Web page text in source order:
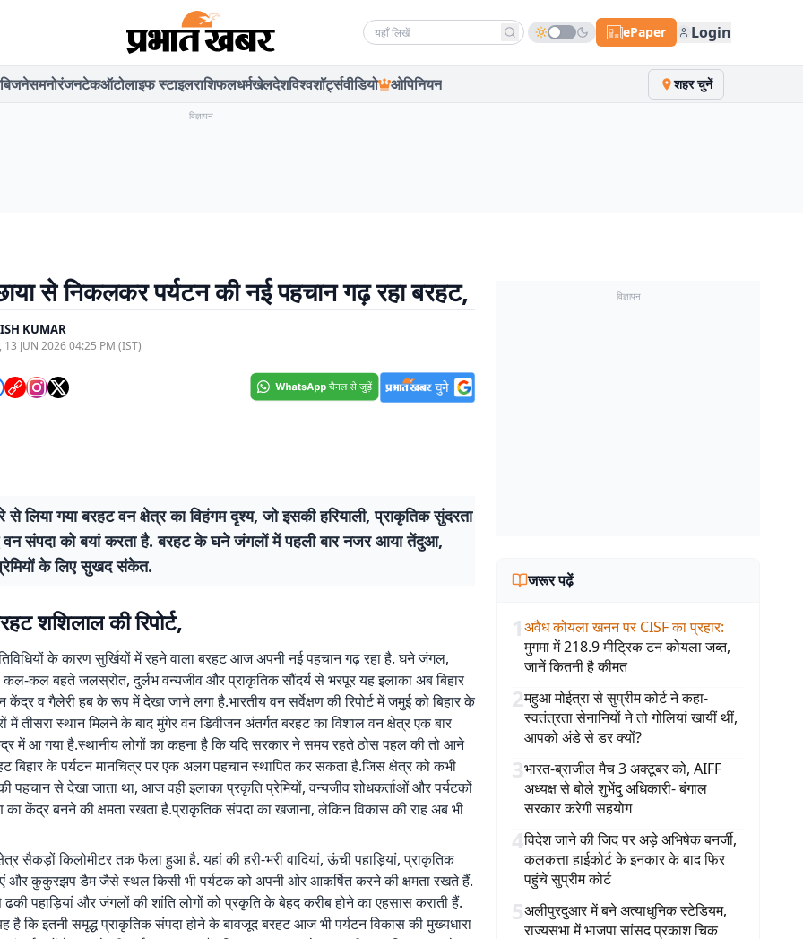
Search news ePaper Login
बिजनेसमनोरंजनटेकऑटोलाइफ स्टाइलराशिफलधर्मखेलदेशविश्वशॉर्ट्सवीडियो ओपिनियन शहर चुनें
विज्ञापन
से निकलकर पर्यटन की नई पहचान गढ़ रहा बरहट,
KUMAR
13 JUN 2026 04:25 PM (IST)
से लिया गया बरहट वन क्षेत्र का विहंगम दृश्य, जो इसकी हरियाली, प्राकृतिक सुंदरता
संपदा को बयां करता है. बरहट के घने जंगलों में पहली बार नजर आया तेंदुआ,
के लिए सुखद संकेत.
शशिलाल की रिपोर्ट,
के कारण सुर्खियों में रहने वाला बरहट आज अपनी नई पहचान गढ़ रहा है. घने जंगल,
कल-कल बहते जलस्रोत, दुर्लभ वन्यजीव और प्राकृतिक सौंदर्य से भरपूर यह इलाका अब बिहार
केंद्र व गैलेरी हब के रूप में देखा जाने लगा है.भारतीय वन सर्वेक्षण की रिपोर्ट में जमुई को बिहार के
में तीसरा स्थान मिलने के बाद मुंगेर वन डिवीजन अंतर्गत बरहट का विशाल वन क्षेत्र एक बार
में आ गया है.स्थानीय लोगों का कहना है कि यदि सरकार ने समय रहते ठोस पहल की तो आने
बिहार के पर्यटन मानचित्र पर एक अलग पहचान स्थापित कर सकता है.जिस क्षेत्र को कभी
से देखा जाता था, आज वही इलाका प्रकृति प्रेमियों, वन्यजीव शोधकर्ताओं और पर्यटकों
केंद्र बनने की क्षमता रखता है.प्राकृतिक संपदा का खजाना, लेकिन विकास की राह अब भी
सैकड़ों किलोमीटर तक फैला हुआ है. यहां की हरी-भरी वादियां, ऊंची पहाड़ियां, प्राकृतिक
और कुकुरझप डैम जैसे स्थल किसी भी पर्यटक को अपनी ओर आकर्षित करने की क्षमता रखते हैं.
पहाड़ियां और जंगलों की शांति लोगों को प्रकृति के बेहद करीब होने का एहसास कराती हैं.
है कि इतनी समृद्ध प्राकृतिक संपदा होने के बावजूद बरहट आज भी पर्यटन विकास की मुख्यधारा
विज्ञापन
जरूर पढ़ें
1अवैध कोयला खनन पर CISF का प्रहार:
मुगमा में 218.9 मीट्रिक टन कोयला जब्त,
जानें कितनी है कीमत
2महुआ मोईत्रा से सुप्रीम कोर्ट ने कहा-
स्वतंत्रता सेनानियों ने तो गोलियां खायीं थीं,
आपको अंडे से डर क्यों?
3भारत-ब्राजील मैच 3 अक्टूबर को, AIFF
अध्यक्ष से बोले शुभेंदु अधिकारी- बंगाल
सरकार करेगी सहयोग
4विदेश जाने की जिद पर अड़े अभिषेक बनर्जी,
कलकत्ता हाईकोर्ट के इनकार के बाद फिर
पहुंचे सुप्रीम कोर्ट
5अलीपुरदुआर में बने अत्याधुनिक स्टेडियम,
राज्यसभा में भाजपा सांसद प्रकाश चिक